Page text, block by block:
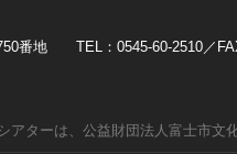
番地 TEL：0545-60-2510／
アターは、公益財団法人富士市文